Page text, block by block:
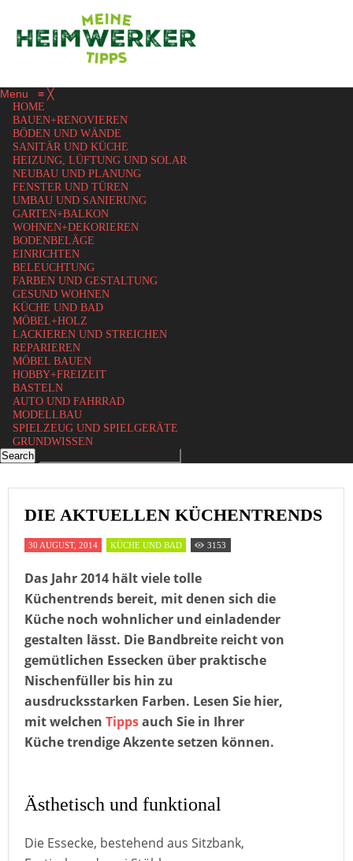
Menu ≡ ╳
HOME
BAUEN+RENOVIEREN
BÖDEN UND WÄNDE
SANITÄR UND KÜCHE
HEIZUNG, LÜFTUNG UND SOLAR
NEUBAU UND PLANUNG
FENSTER UND TÜREN
UMBAU UND SANIERUNG
GARTEN+BALKON
WOHNEN+DEKORIEREN
BODENBELÄGE
EINRICHTEN
BELEUCHTUNG
FARBEN UND GESTALTUNG
GESUND WOHNEN
KÜCHE UND BAD
MÖBEL+HOLZ
LACKIEREN UND STREICHEN
REPARIEREN
MÖBEL BAUEN
HOBBY+FREIZEIT
BASTELN
AUTO UND FAHRRAD
MODELLBAU
SPIELZEUG UND SPIELGERÄTE
GRUNDWISSEN
DIE AKTUELLEN KÜCHENTRENDS
30 AUGUST, 2014 KÜCHE UND BAD 3153
Das Jahr 2014 hält viele tolle
Küchentrends bereit, mit denen sich die
Küche noch wohnlicher und einladender
gestalten lässt. Die Bandbreite reicht von
gemütlichen Essecken über praktische
Nischenfüller bis hin zu
ausdrucksstarken Farben. Lesen Sie hier,
mit welchen Tippsauch Sie in Ihrer
Küche trendige Akzente setzen können.
Ästhetisch und funktional
Die Essecke, bestehend aus Sitzbank,